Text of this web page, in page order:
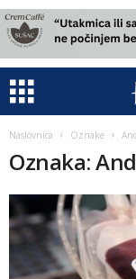
Naslovnica Oznake
Oznaka: